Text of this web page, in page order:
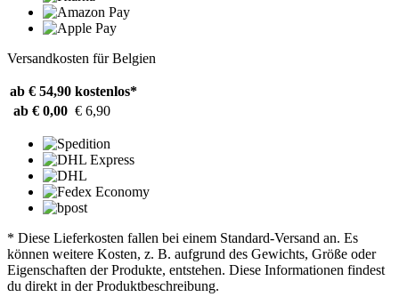
Versandkosten für Belgien
ab € 54,90 kostenlos*
ab € 0,00 € 6,90
* Diese Lieferkosten fallen bei einem Standard-Versand an. Es
können weitere Kosten, z. B. aufgrund des Gewichts, Größe oder
Eigenschaften der Produkte, entstehen. Diese Informationen findest
du direkt in der Produktbeschreibung.